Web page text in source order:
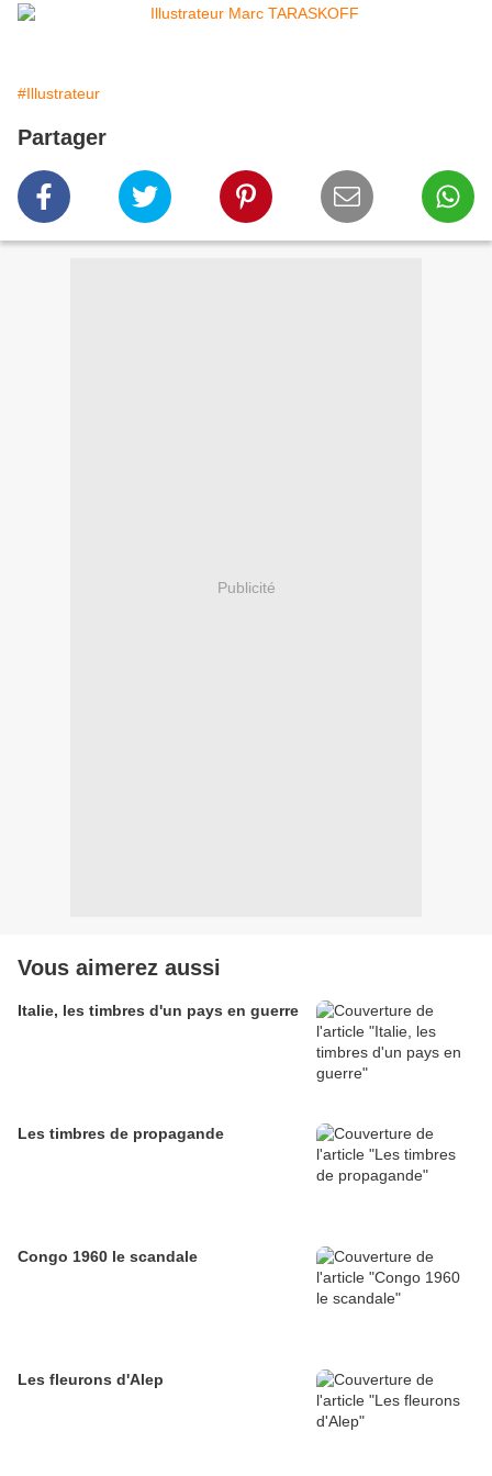
#Illustrateur
Partager
Publicité
Vous aimerez aussi
Italie, les timbres d'un pays en guerre
Les timbres de propagande
Congo 1960 le scandale
Les fleurons d'Alep